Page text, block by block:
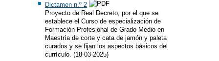
Dictamen n.º 2
Proyecto de Real Decreto, por el que se
establece el Curso de especialización de
Formación Profesional de Grado Medio en
Maestría de corte y cata de jamón y paleta
curados y se fijan los aspectos básicos del
currículo. (18-03-2025)